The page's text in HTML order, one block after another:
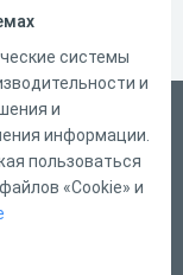
системы
и
и
информации.
пользоваться
«Cookie» и